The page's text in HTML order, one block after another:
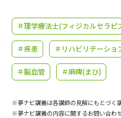
学問のミニ講義「夢ナビ講義」
学問の教科書
ユー
＃理学療法士(フィジカルセラ
＃疾患 ＃リハビリテーショ
＃脳血管 ＃麻痺(まひ)
※夢ナビ講義は各講師の見解にもとづく
※夢ナビ講義の内容に関するお問い合わ